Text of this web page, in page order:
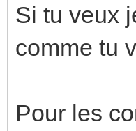
Si tu veux
comme tu
Pour les